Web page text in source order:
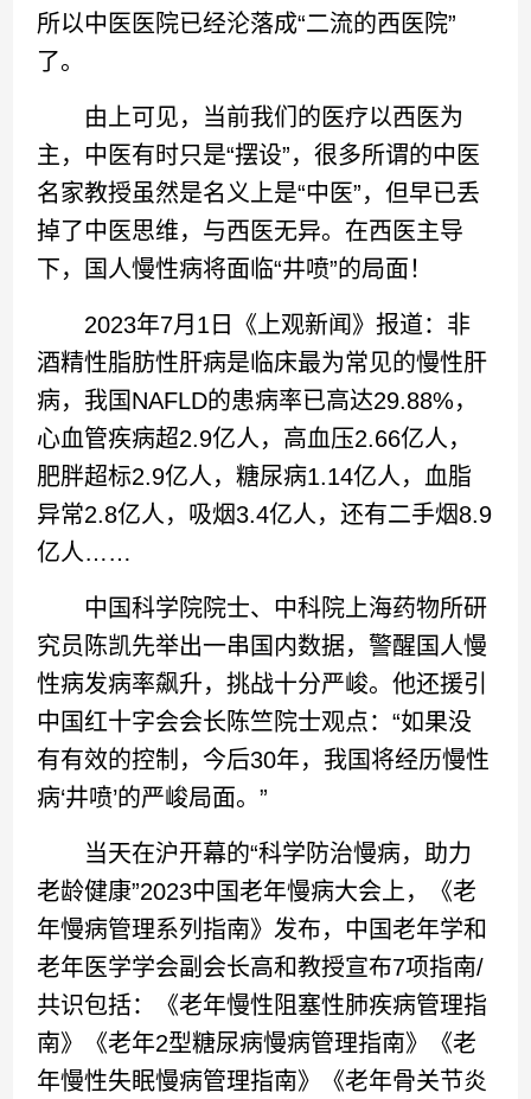
所以中医医院已经沦落成“二流的西医院”
了。
由上可见，当前我们的医疗以西医为
主，中医有时只是“摆设”，很多所谓的中医
名家教授虽然是名义上是“中医”，但早已丢
掉了中医思维，与西医无异。在西医主导
下，国人慢性病将面临“井喷”的局面！
2023年7月1日《上观新闻》报道：非
酒精性脂肪性肝病是临床最为常见的慢性肝
病，我国NAFLD的患病率已高达29.88%，
心血管疾病超2.9亿人，高血压2.66亿人，
肥胖超标2.9亿人，糖尿病1.14亿人，血脂
异常2.8亿人，吸烟3.4亿人，还有二手烟8.9
亿人……
中国科学院院士、中科院上海药物所研
究员陈凯先举出一串国内数据，警醒国人慢
性病发病率飙升，挑战十分严峻。他还援引
中国红十字会会长陈竺院士观点：“如果没
有有效的控制，今后30年，我国将经历慢性
病‘井喷’的严峻局面。”
当天在沪开幕的“科学防治慢病，助力
老龄健康”2023中国老年慢病大会上，《老
年慢病管理系列指南》发布，中国老年学和
老年医学学会副会长高和教授宣布7项指南/
共识包括：《老年慢性阻塞性肺疾病管理指
南》《老年2型糖尿病慢病管理指南》《老
年慢性失眠慢病管理指南》《老年骨关节炎